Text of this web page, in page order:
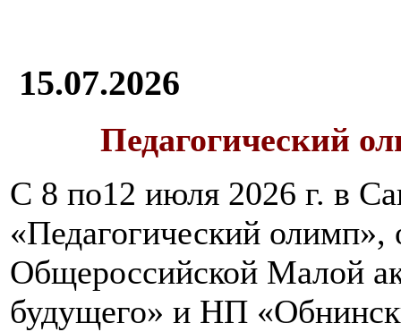
15.07.2026
Педагогический
С 8 по12 июля 2026 г. в
«Педагогический олимп»,
Общероссийской Малой
будущего» и НП